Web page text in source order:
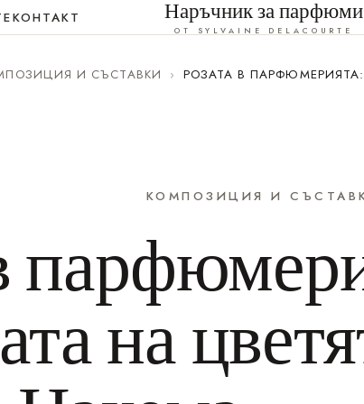
КОНТАКТ Наръчник за парфюми
ОТ SYLVAINE DELACOURTE
И СЪСТАВКИ › РОЗАТА В
КОМПОЗИЦИЯ И
на